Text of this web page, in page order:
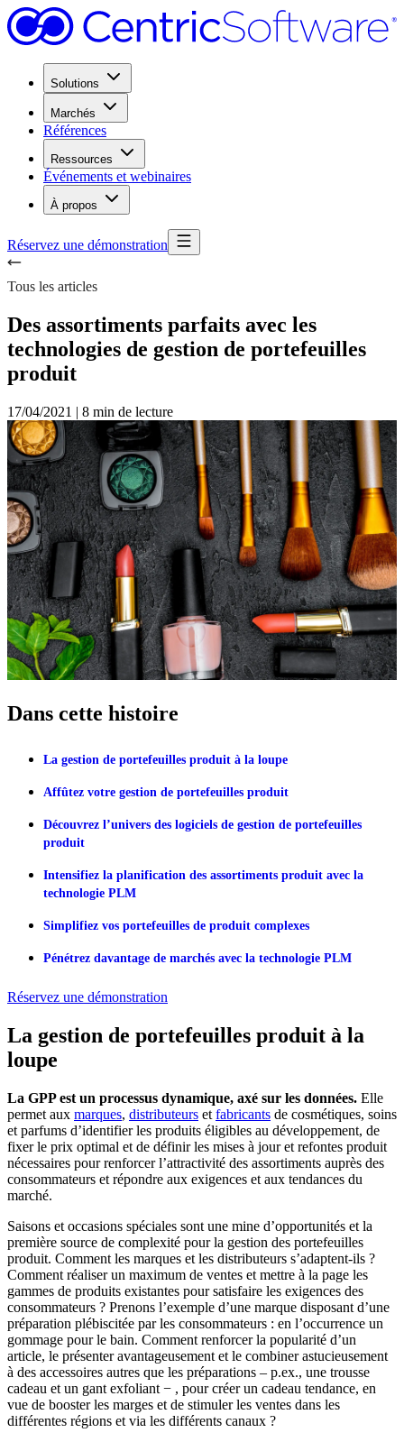
Solutions
Marchés
Références
Ressources
Événements et webinaires
À propos
Réservez une démonstration
Tous les articles
Des assortiments parfaits avec les
technologies de gestion de portefeuilles
produit
17/04/2021 | 8 min de lecture
Dans cette histoire
La gestion de portefeuilles produit à la loupe
Affûtez votre gestion de portefeuilles produit
Découvrez l’univers des logiciels de gestion de portefeuilles
produit
Intensifiez la planification des assortiments produit avec la
technologie PLM
Simplifiez vos portefeuilles de produit complexes
Pénétrez davantage de marchés avec la technologie PLM
Réservez une démonstration
La gestion de portefeuilles produit à la
loupe
La GPP est un processus dynamique, axé sur les données. Elle
permet aux marques, distributeurs et fabricants de cosmétiques, soins
et parfums d’identifier les produits éligibles au développement, de
fixer le prix optimal et de définir les mises à jour et refontes produit
nécessaires pour renforcer l’attractivité des assortiments auprès des
consommateurs et répondre aux exigences et aux tendances du
marché.
Saisons et occasions spéciales sont une mine d’opportunités et la
première source de complexité pour la gestion des portefeuilles
produit. Comment les marques et les distributeurs s’adaptent-ils ?
Comment réaliser un maximum de ventes et mettre à la page les
gammes de produits existantes pour satisfaire les exigences des
consommateurs ? Prenons l’exemple d’une marque disposant d’une
préparation plébiscitée par les consommateurs : en l’occurrence un
gommage pour le bain. Comment renforcer la popularité d’un
article, le présenter avantageusement et le combiner astucieusement
à des accessoires autres que les préparations – p.ex., une trousse
cadeau et un gant exfoliant − , pour créer un cadeau tendance, en
vue de booster les marges et de stimuler les ventes dans les
différentes régions et via les différents canaux ?